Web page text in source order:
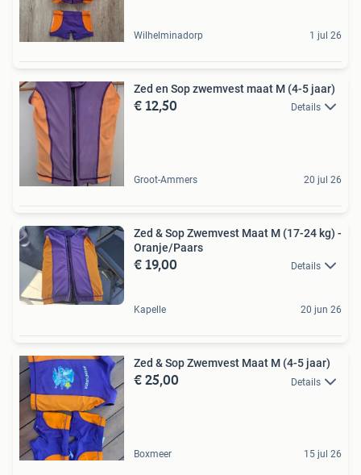
Wilhelminadorp 1 jul 26
Zed en Sop zwemvest maat M (4-5 jaar)
€ 12,50 Details
Groot-Ammers 20 jul 26
Zed & Sop Zwemvest Maat M (17-24 kg) -
Oranje/Paars
€ 19,00 Details
Kapelle 20 jun 26
Zed & Sop Zwemvest Maat M (4-5 jaar)
€ 25,00 Details
Boxmeer 15 jul 26